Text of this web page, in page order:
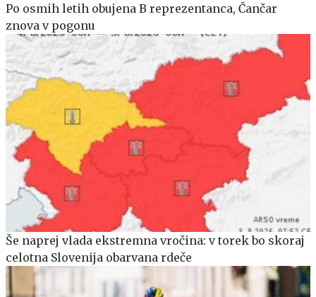
Po osmih letih obujena B reprezentanca, Čančar
znova v pogonu
Še naprej vlada ekstremna vročina: v torek bo skoraj
celotna Slovenija obarvana rdeče